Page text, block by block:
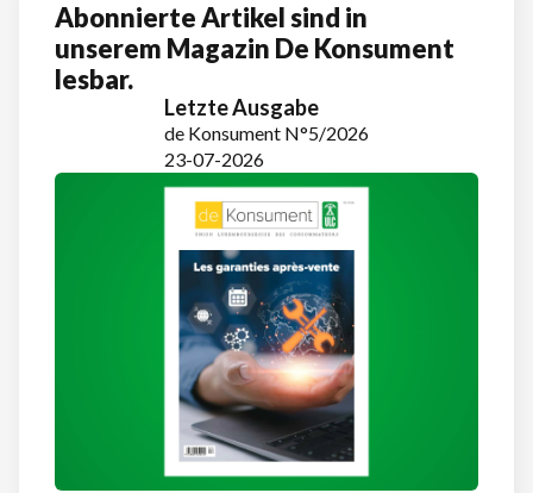
Abonnierte Artikel sind in
unserem Magazin De Konsument
lesbar.
Letzte Ausgabe
de Konsument N°5/2026
23-07-2026